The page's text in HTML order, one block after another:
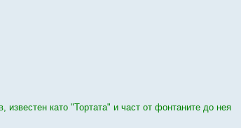
известен като "Тортата" и част от фонтаните до нея